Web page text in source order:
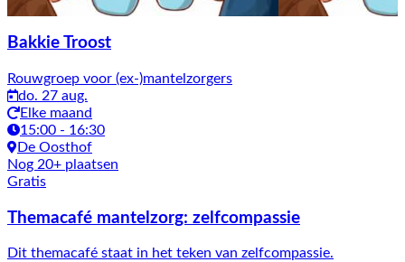
Bakkie Troost
Rouwgroep voor (ex-)mantelzorgers
do. 27 aug.
Elke maand
15:00 - 16:30
De Oosthof
Nog 20+ plaatsen
Gratis
Themacafé mantelzorg: zelfcompassie
Dit themacafé staat in het teken van zelfcompassie.